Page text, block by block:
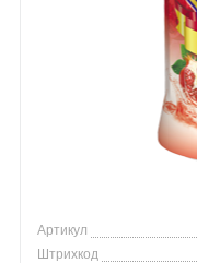
Артикул
Штрихкод